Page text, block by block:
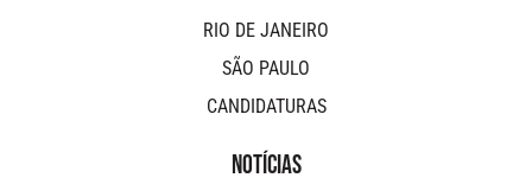
RIO DE JANEIRO
SÃO PAULO
CANDIDATURAS
NOTÍCIAS